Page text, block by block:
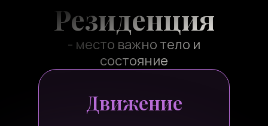
Резиденция
- место важно тело и
состояние
Движение